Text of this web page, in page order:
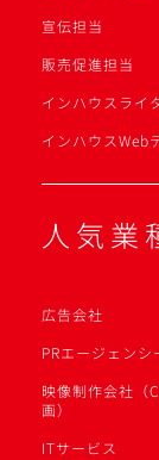
宣伝担当
販売促進担当
インハウスライ
インハウスWeb
人気業
広告会社
PRエージェンシ
映像制作会社（
画）
ITサービス